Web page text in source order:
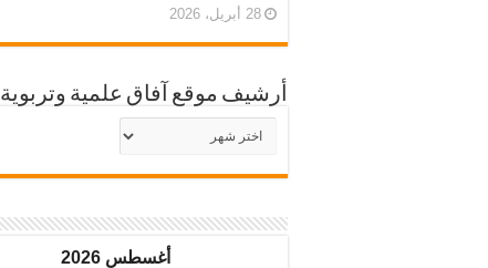
28 أبريل، 2026
أرشيف موقع آفاق علمية وتربوية
أرشيف
موقع
أغسطس 2026